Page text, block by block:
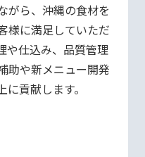
がら、沖縄の食材を
様に満足していただ
や仕込み、品質管理
助や新メニュー開発
貢献します。